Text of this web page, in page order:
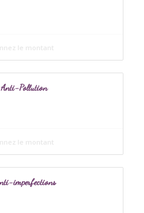
le montant
Pollution
le montant
imperfections